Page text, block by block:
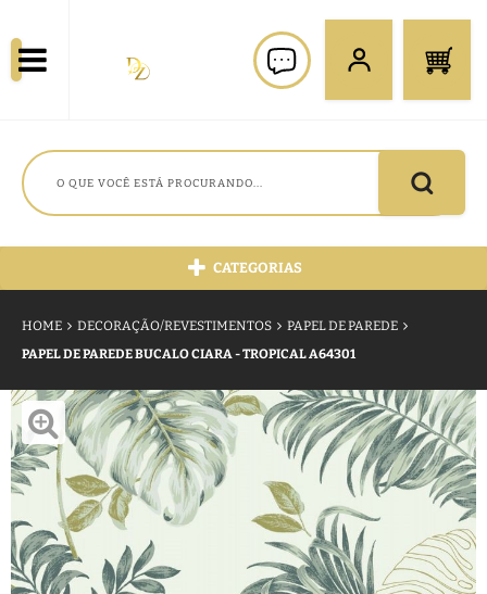
CATEGORIAS
HOME DECORAÇÃO/REVESTIMENTOS
PAPEL DE PAREDE
PAPEL DE PAREDE BUCALO CIARA - TROPICAL A64301